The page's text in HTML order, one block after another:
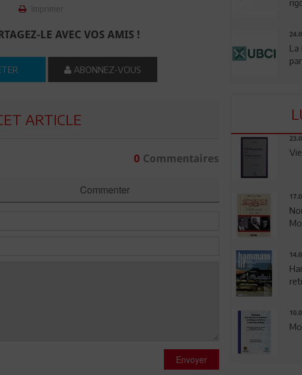
Imprimer
LE AVEC VOS AMIS !
ABONNEZ-VOUS
ARTICLE
0Commentaires
Commenter
Envoyer
La